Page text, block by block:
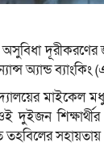
দূরীকরণের
অ্যান্ড ব্যাংকিং
মাইকেল
দুইজন শিক্ষার্থীর
তহবিলের